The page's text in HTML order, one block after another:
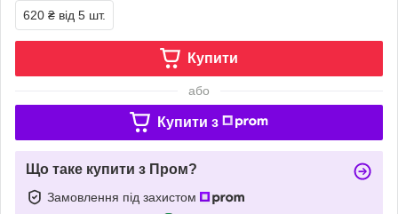
620 ₴ від 5 шт.
Купити
або
Купити з
Що таке купити з Пром?
Замовлення під захистом